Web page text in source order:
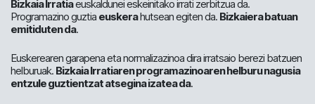
Bizkaia Irratiaeuskaldunei eskeinitako irrati zerbitzua da.
Programazino guztia euskerahutsean egiten da. Bizkaiera batuan
emitiduten da.
Euskerearen garapena eta normalizazinoa dira irratsaio berezi batzuen
helburuak. Bizkaia Irratiaren programazinoaren helburu nagusia
entzule guztientzat atsegina izatea da.